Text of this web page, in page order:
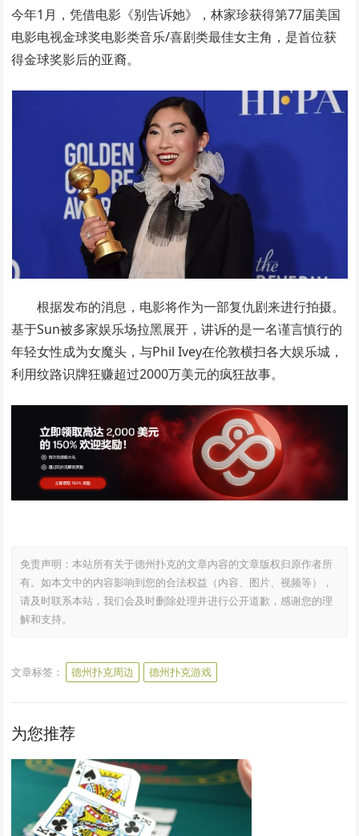
今年1月，凭借电影《别告诉她》，林家珍获得第77届美国
电影电视金球奖电影类音乐/喜剧类最佳女主角，是首位获
得金球奖影后的亚裔。
根据发布的消息，电影将作为一部复仇剧来进行拍摄。
基于Sun被多家娱乐场拉黑展开，讲诉的是一名谨言慎行的
年轻女性成为女魔头，与Phil Ivey在伦敦横扫各大娱乐城，
利用纹路识牌狂赚超过2000万美元的疯狂故事。
免责声明：本站所有关于德州扑克的文章内容的文章版权归原作者所
有。如本文中的内容影响到您的合法权益（内容、图片、视频等），
请及时联系本站，我们会及时删除处理并进行公开道歉，感谢您的理
解和支持。
文章标签： 德州扑克周边 德州扑克游戏
为您推荐